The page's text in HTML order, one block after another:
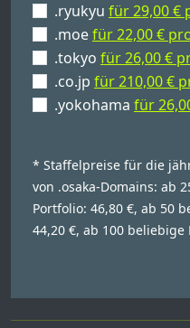
.ryukyu für 29,00 €
.moefür 22,00 €
.tokyo für 26,00 €
.co.jp für 210,00 €
.yokohama für
* Staffelpreise für die
von .osaka-Domains: ab
Portfolio: 46,80 €, ab 50
44,20 €, ab 100